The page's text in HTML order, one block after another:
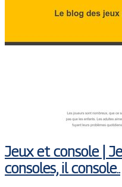
Jeux et console |
consoles, il console..